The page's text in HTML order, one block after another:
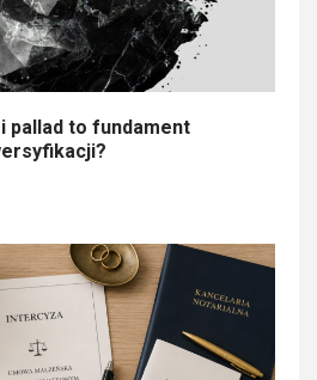
pallad to fundament